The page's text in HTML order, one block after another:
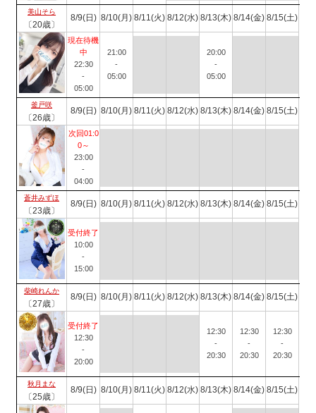
美山そら
〔20歳〕
8/9(日) 8/10(月) 8/11(火) 8/12(水) 8/13(木) 8/14(金) 8/15(土)
現在待機
中
22:30
-
05:00
21:00
-
05:00
20:00
-
05:00
釜戸咲
〔26歳〕
8/9(日) 8/10(月) 8/11(火) 8/12(水) 8/13(木) 8/14(金) 8/15(土)
次回01:0
0～
23:00
-
04:00
蒼井みずほ
〔23歳〕
8/9(日) 8/10(月) 8/11(火) 8/12(水) 8/13(木) 8/14(金) 8/15(土)
受付終了
10:00
-
15:00
柴崎れんか
〔27歳〕
8/9(日) 8/10(月) 8/11(火) 8/12(水) 8/13(木) 8/14(金) 8/15(土)
受付終了
12:30
-
20:00
12:30
-
20:30
12:30
-
20:30
12:30
-
20:30
秋月まな
〔25歳〕
8/9(日) 8/10(月) 8/11(火) 8/12(水) 8/13(木) 8/14(金) 8/15(土)